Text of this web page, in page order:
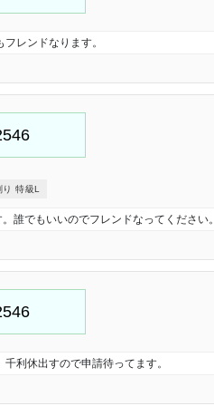
レンドなります。
特級L
誰でもいいのでフレンドなってください。
利休出すので申請待ってます。